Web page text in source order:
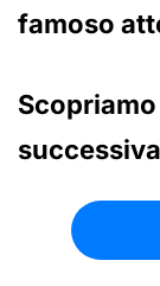
famoso
successiva